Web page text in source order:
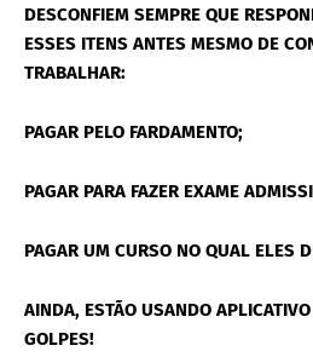
DESCONFIEM SEMPRE QUE
ESSES ITENS ANTES MESMO DE
TRABALHAR:
PAGAR PELO FARDAMENTO;
PAGAR PARA FAZER EXAME
PAGAR UM CURSO NO QUAL ELES
AINDA, ESTÃO USANDO
GOLPES!